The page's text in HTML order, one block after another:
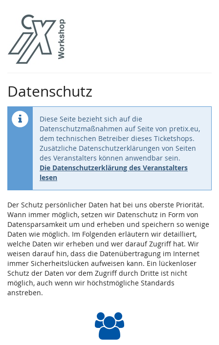
Haupt-
Inhalt
springen
Datenschutz
Diese Seite bezieht sich auf die
Datenschutzmaßnahmen auf Seite von pretix.eu,
dem technischen Betreiber dieses Ticketshops.
Zusätzliche Datenschutzerklärungen von Seiten
des Veranstalters können anwendbar sein.
Die Datenschutzerklärung des Veranstalters
lesen
Der Schutz persönlicher Daten hat bei uns oberste Priorität.
Wann immer möglich, setzen wir Datenschutz in Form von
Datensparsamkeit um und erheben und speichern so wenige
Daten wie möglich. Im Folgenden erläutern wir detailliert,
welche Daten wir erheben und wer darauf Zugriff hat. Wir
weisen darauf hin, dass die Datenübertragung im Internet
immer Sicherheitslücken aufweisen kann. Ein lückenloser
Schutz der Daten vor dem Zugriff durch Dritte ist nicht
möglich, auch wenn wir höchstmögliche Standards
anstreben.